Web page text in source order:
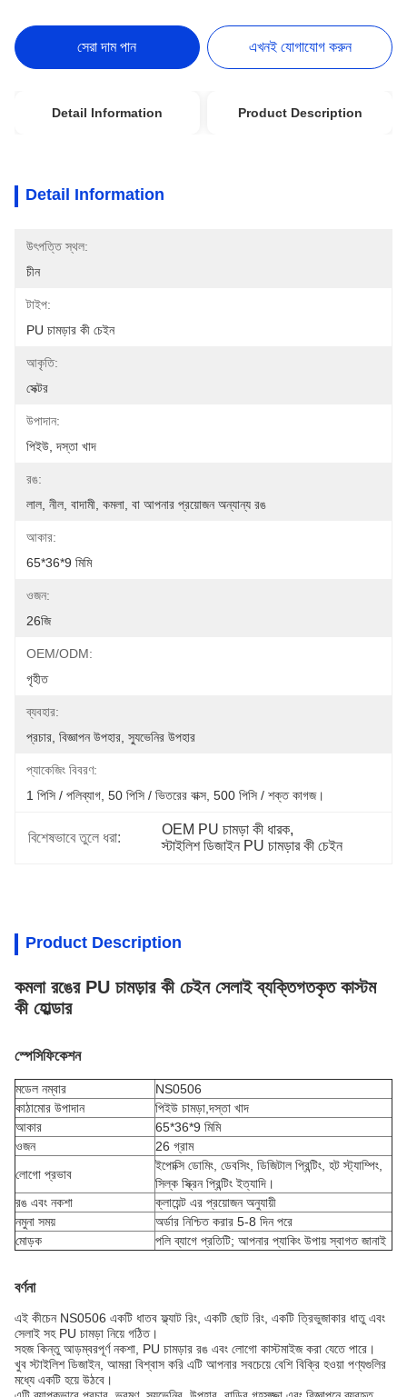
সেরা দাম পান এখনই যোগাযোগ করুন
Detail Information Product Description
Detail Information
উৎপত্তি স্থল:
চীন
টাইপ:
PU চামড়ার কী চেইন
আকৃতি:
সেক্টর
উপাদান:
পিইউ, দস্তা খাদ
রঙ:
লাল, নীল, বাদামী, কমলা, বা আপনার প্রয়োজন অন্যান্য রঙ
আকার:
65*36*9 মিমি
ওজন:
26জি
OEM/ODM:
গৃহীত
ব্যবহার:
প্রচার, বিজ্ঞাপন উপহার, স্যুভেনির উপহার
প্যাকেজিং বিবরণ:
1 পিসি / পলিব্যাগ, 50 পিসি / ভিতরের বাক্স, 500 পিসি / শক্ত কাগজ।
বিশেষভাবে তুলে ধরা:
OEM PU চামড়া কী ধারক,
স্টাইলিশ ডিজাইন PU চামড়ার কী চেইন
Product Description
কমলা রঙের PU চামড়ার কী চেইন সেলাই ব্যক্তিগতকৃত কাস্টম
কী হোল্ডার
স্পেসিফিকেশন
মডেল নম্বার
NS0506
কাঠামোর উপাদান
পিইউ চামড়া,দস্তা খাদ
আকার
65*36*9 মিমি
ওজন
26 গ্রাম
লোগো প্রভাব
ইপোক্সি ডোমিং, ডেবসিং, ডিজিটাল প্রিন্টিং, হট স্ট্যাম্পিং,
সিল্ক স্ক্রিন প্রিন্টিং ইত্যাদি।
রঙ এবং নকশা
ক্লায়েন্ট এর প্রয়োজন অনুযায়ী
নমুনা সময়
অর্ডার নিশ্চিত করার 5-8 দিন পরে
মোড়ক
পলি ব্যাগে প্রতিটি; আপনার প্যাকিং উপায় স্বাগত জানাই
বর্ণনা
এই কীচেন NS0506 একটি ধাতব ফ্ল্যাট রিং, একটি ছোট রিং, একটি ত্রিভুজাকার ধাতু এবং
সেলাই সহ PU চামড়া নিয়ে গঠিত।
সহজ কিন্তু আড়ম্বরপূর্ণ নকশা, PU চামড়ার রঙ এবং লোগো কাস্টমাইজ করা যেতে পারে।
খুব স্টাইলিশ ডিজাইন, আমরা বিশ্বাস করি এটি আপনার সবচেয়ে বেশি বিক্রি হওয়া পণ্যগুলির
মধ্যে একটি হয়ে উঠবে।